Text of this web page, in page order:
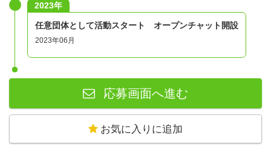
2023年
任意団体として活動スタート オープンチャット開設
2023年06月
応募画面へ進む
お気に入りに追加